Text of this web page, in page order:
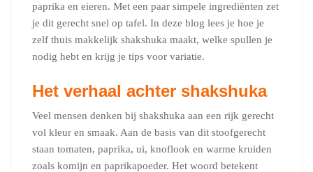
paprika en eieren. Met een paar simpele ingrediënten zet
je dit gerecht snel op tafel. In deze blog lees je hoe je
zelf thuis makkelijk shakshuka maakt, welke spullen je
nodig hebt en krijg je tips voor variatie.
Het verhaal achter shakshuka
Veel mensen denken bij shakshuka aan een rijk gerecht
vol kleur en smaak. Aan de basis van dit stoofgerecht
staan tomaten, paprika, ui, knoflook en warme kruiden
zoals komijn en paprikapoeder. Het woord betekent